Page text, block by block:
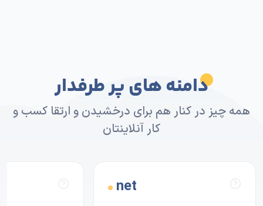
دامنه های پر طرفدار
همه چیز در کنار هم برای درخشیدن و ارتقا کسب و
کار آنلاینتان
net